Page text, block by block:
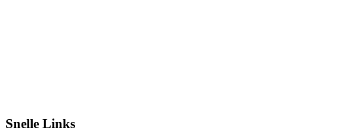
Snelle Links